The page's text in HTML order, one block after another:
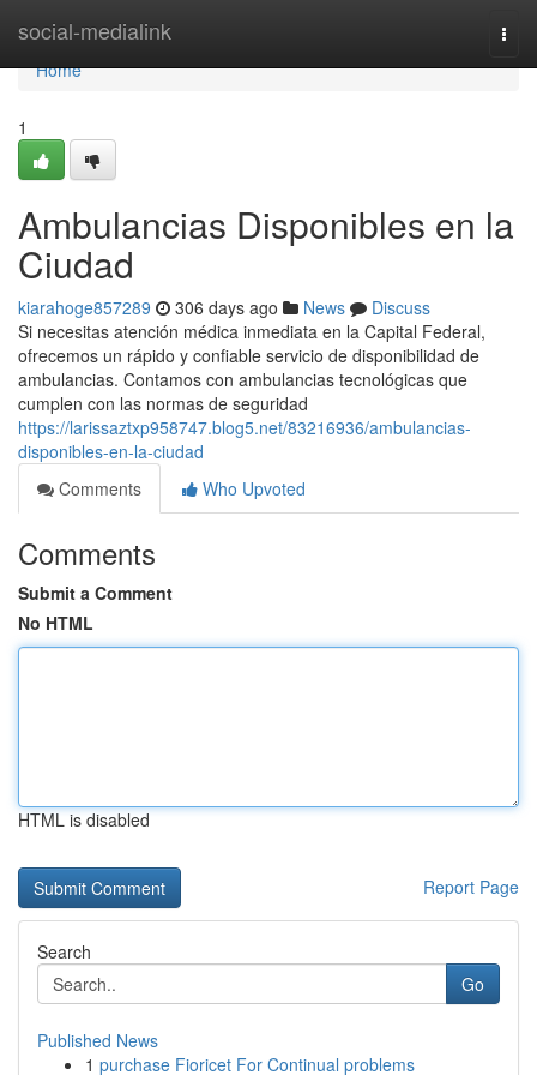
social-medialink
Home
Home
1
Ambulancias Disponibles en la
Ciudad
kiarahoge857289 306 days ago News
Discuss
Si necesitas atención médica inmediata en la Capital Federal,
ofrecemos un rápido y confiable servicio de disponibilidad de
ambulancias. Contamos con ambulancias tecnológicas que
cumplen con las normas de seguridad
https://larissaztxp958747.blog5.net/83216936/ambulancias-
disponibles-en-la-ciudad
Comments
Who Upvoted
Comments
Submit a Comment
No HTML
HTML is disabled
Report Page
Search
Go
Published News
1 purchase Fioricet For Continual problems